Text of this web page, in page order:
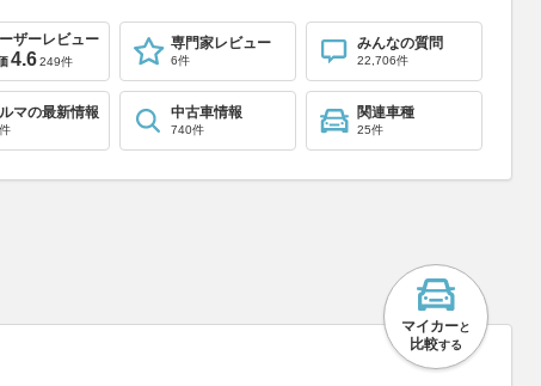
ザーレビュー
4.6249件
専門家レビュー
6件
みんなの質問
22,706件
マの最新情報 中古車情報
740件
関連車種
25件
マイカーと
比較する